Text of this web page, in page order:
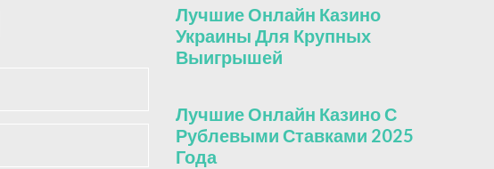
Лучшие Онлайн Казино
Украины Для Крупных
Выигрышей
Лучшие Онлайн Казино С
Рублевыми Ставками 2025
Года